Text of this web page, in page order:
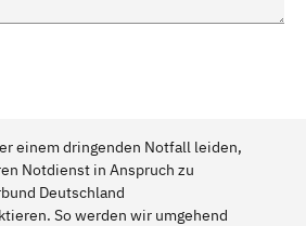
einem dringenden Notfall leiden,
Notdienst in Anspruch zu
Deutschland
So werden wir umgehend